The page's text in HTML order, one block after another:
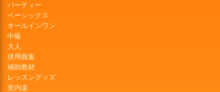
パーティー
ベーシックス
オールインワン
中級
大人
併用曲集
補助教材
レッスングッズ
室内楽